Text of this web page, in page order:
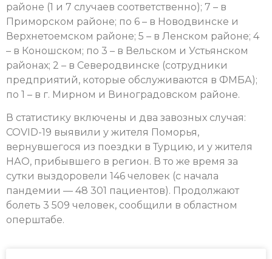
районе (1 и 7 случаев соответственно); 7 – в
Приморском районе; по 6 – в Новодвинске и
Верхнетоемском районе; 5 – в Ленском районе; 4
– в Коношском; по 3 – в Вельском и Устьянском
районах; 2 – в Северодвинске (сотрудники
предприятий, которые обслуживаются в ФМБА);
по 1 – в г. Мирном и Виноградовском районе.
В статистику включены и два завозных случая:
COVID-19 выявили у жителя Поморья,
вернувшегося из поездки в Турцию, и у жителя
НАО, прибывшего в регион. В то же время за
сутки выздоровели 146 человек (с начала
пандемии — 48 301 пациентов). Продолжают
болеть 3 509 человек, сообщили в областном
оперштабе.